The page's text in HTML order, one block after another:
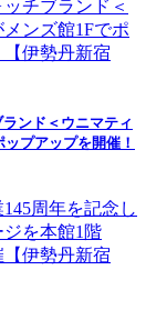
ンド＜ウニマティ
プアップを開催！